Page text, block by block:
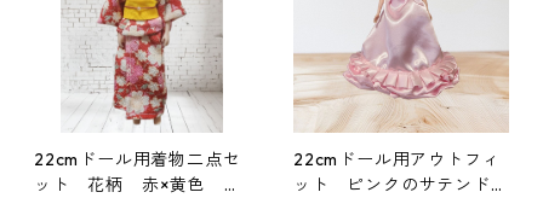
22cmドール用着物二点セ
ット 花柄 赤×黄色 ち
22cmドール用アウトフィ
ット ピンクのサテンドレ